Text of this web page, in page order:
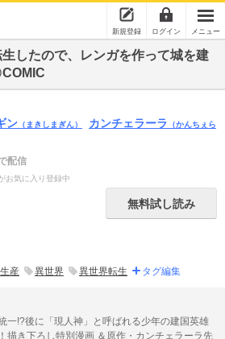
新規登録 ログイン メニュー
したので、レンガを作って城を建
ン （まきしまぎん） カンチェラーラ
（かんちぇら
配信
お気に入り登録中
無料試し読み
生産 異世界 異世界転生 タグ編集
一!?後に「現人神」と呼ばれる少年の建国英雄
描き下ろし特別漫画 ＆原作・カンチェラーラ先